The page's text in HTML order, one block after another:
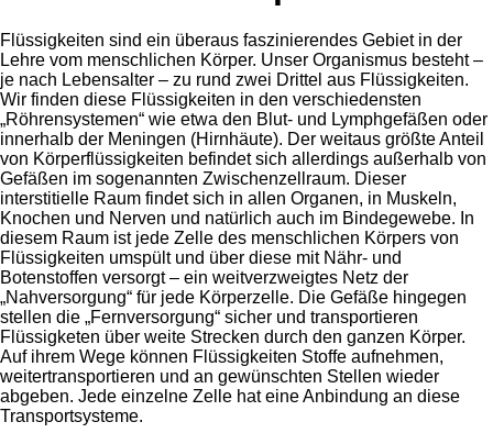
Flüssigkeiten sind ein überaus faszinierendes Gebiet in der
Lehre vom menschlichen Körper. Unser Organismus besteht –
je nach Lebensalter – zu rund zwei Drittel aus Flüssigkeiten.
Wir finden diese Flüssigkeiten in den verschiedensten
„Röhrensystemen“ wie etwa den Blut- und Lymphgefäßen oder
innerhalb der Meningen (Hirnhäute). Der weitaus größte Anteil
von Körperflüssigkeiten befindet sich allerdings außerhalb von
Gefäßen im sogenannten Zwischenzellraum. Dieser
interstitielle Raum findet sich in allen Organen, in Muskeln,
Knochen und Nerven und natürlich auch im Bindegewebe. In
diesem Raum ist jede Zelle des menschlichen Körpers von
Flüssigkeiten umspült und über diese mit Nähr- und
Botenstoffen versorgt – ein weitverzweigtes Netz der
„Nahversorgung“ für jede Körperzelle. Die Gefäße hingegen
stellen die „Fernversorgung“ sicher und transportieren
Flüssigketen über weite Strecken durch den ganzen Körper.
Auf ihrem Wege können Flüssigkeiten Stoffe aufnehmen,
weitertransportieren und an gewünschten Stellen wieder
abgeben. Jede einzelne Zelle hat eine Anbindung an diese
Transportsysteme.